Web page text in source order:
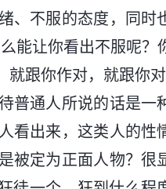
、不服的态度，同时
能让你看出不服呢？
跟你作对，就跟你
普通人所说的话是一
看出来，这类人的性
被定为正面人物？很